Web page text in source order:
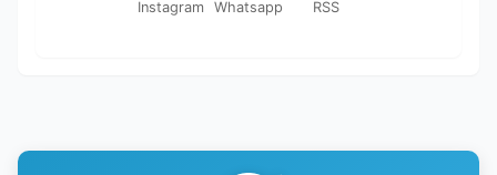
Instagram Whatsapp RSS